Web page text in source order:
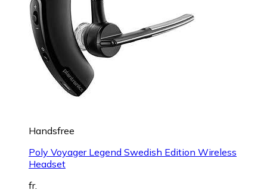
Handsfree
Poly Voyager Legend Swedish Edition Wireless
Headset
fr.